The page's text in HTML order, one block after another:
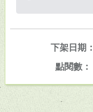
下架日期：
點閱數：